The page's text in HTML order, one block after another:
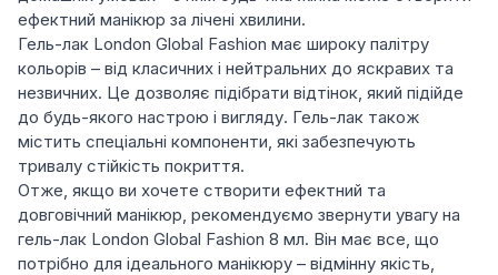
ефектний манікюр за лічені хвилини.
Гель-лак London Global Fashion має широку палітру
кольорів – від класичних і нейтральних до яскравих та
незвичних. Це дозволяє підібрати відтінок, який підійде
до будь-якого настрою і вигляду. Гель-лак також
містить спеціальні компоненти, які забезпечують
тривалу стійкість покриття.
Отже, якщо ви хочете створити ефектний та
довговічний манікюр, рекомендуємо звернути увагу на
гель-лак London Global Fashion 8 мл. Він має все, що
потрібно для ідеального манікюру – відмінну якість,